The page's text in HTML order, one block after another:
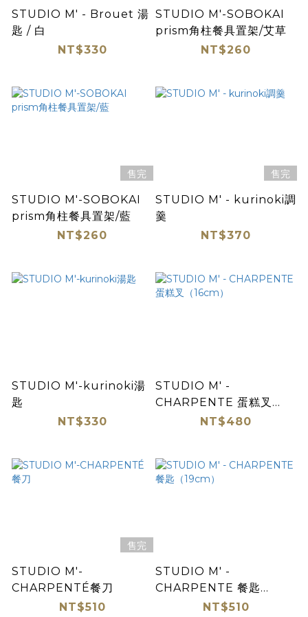
STUDIO M' - Brouet 湯
匙 / 白
NT$330
STUDIO M'-SOBOKAI
prism角柱餐具置架/艾草
NT$260
售完
STUDIO M'-SOBOKAI
prism角柱餐具置架/藍
NT$260
售完
STUDIO M' - kurinoki調
羹
NT$370
STUDIO M'-kurinoki湯
匙
NT$330
STUDIO M' -
CHARPENTE 蛋糕叉
（16cm）NT$480
售完
STUDIO M'-
CHARPENTÉ餐刀
NT$510
STUDIO M' -
CHARPENTE 餐匙
（19cm）NT$510